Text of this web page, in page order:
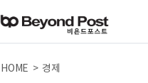
HOME > 경제